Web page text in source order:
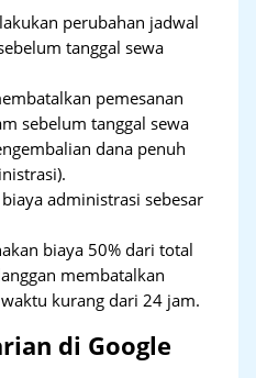
perubahan jadwal
tanggal sewa
pemesanan
sebelum tanggal sewa
dana penuh
administrasi sebesar
biaya 50% dari total
membatalkan
kurang dari 24 jam.
di Google